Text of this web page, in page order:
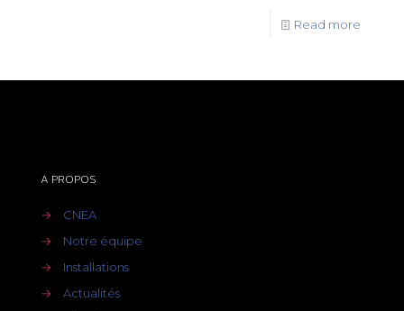
Read more
A PROPOS
→
CNEA
→
Notre équipe
→
Installations
→
Actualités